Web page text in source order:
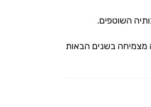
מצמיחה בשנים הבאות